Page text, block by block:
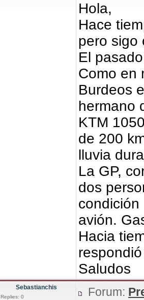
Hola,
Hace
pero sigo
El
Como en
Burdeos
hermano
KTM
de 200
lluvia
La GP,
dos
avión.
Hacia
Saludos
Sebastianchis
Replies: 0 Forum: